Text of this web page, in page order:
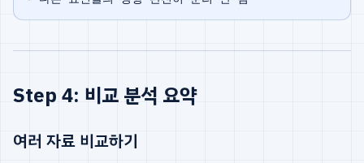
Step 4: 비교 분석 요약
여러 자료 비교하기